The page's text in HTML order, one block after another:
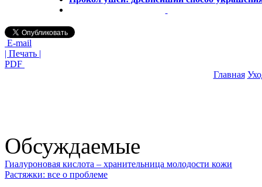
E-mail
| Печать |
PDF
Главная
Обсуждаемые
Гиалуроновая кислота – хранительница молодости кожи
Растяжки: все о проблеме